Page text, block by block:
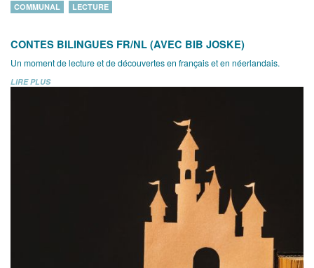
COMMUNAL LECTURE
CONTES BILINGUES FR/NL (AVEC BIB JOSKE)
Un moment de lecture et de découvertes en français et en néerlandais.
LIRE PLUS